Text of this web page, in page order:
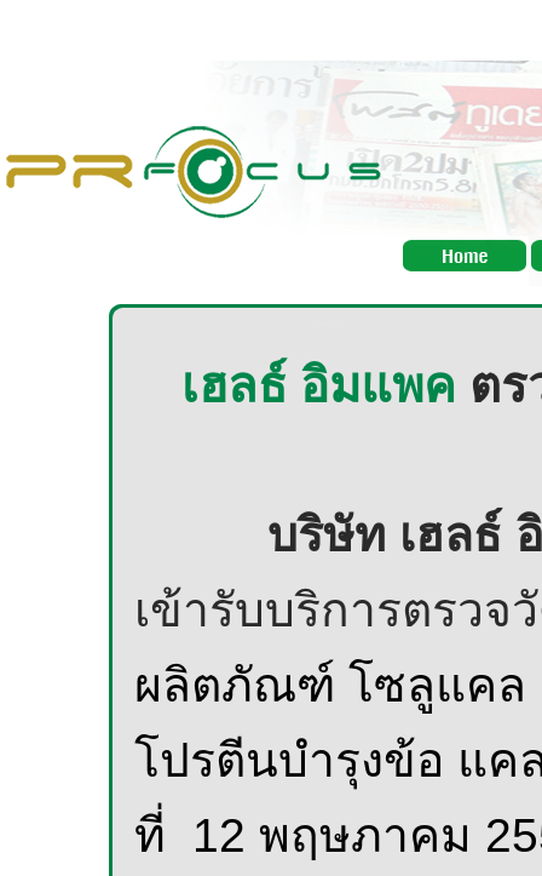
เฮลธ์ อิมแพค ตร
บริษัท เฮลธ์
เข้ารับบริการตรว
ผลิตภัณฑ์ โซลูแคล
โปรตีนบำรุงข้อ แค
ที่ 12 พฤษภาคม